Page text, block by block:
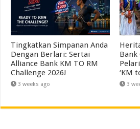
Tingkatkan Simpanan Anda
Dengan Berlari: Sertai
Alliance Bank KM TO RM
Challenge 2026!
3 weeks ago
Bank
‘KM
3